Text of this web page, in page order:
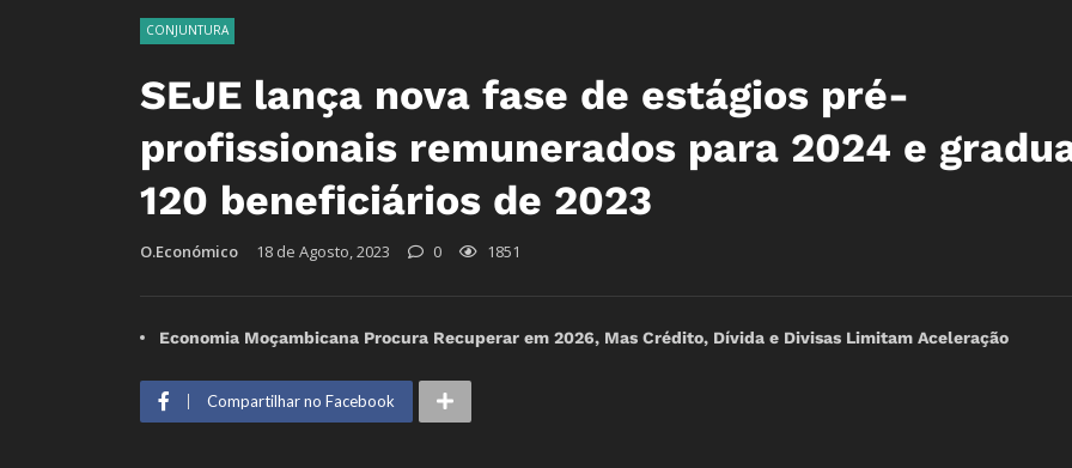
CONJUNTURA
SEJE lança nova fase de estágios pré-
profissionais remunerados para 2024 e
120 beneficiários de 2023
O.Económico 18 de Agosto, 2023 0 1851
Economia Moçambicana Procura Recuperar em 2026, Mas Crédito, Dívida e Divisas Limitam Aceleração
Compartilhar no Facebook